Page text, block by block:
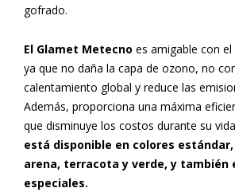
gofrado.
El Glamet Metecno es amigable con
ya que no daña la capa de ozono, no
calentamiento global y reduce las
Además, proporciona una máxima
que disminuye los costos durante su
está disponible en colores
arena, terracota y verde, y también
especiales.